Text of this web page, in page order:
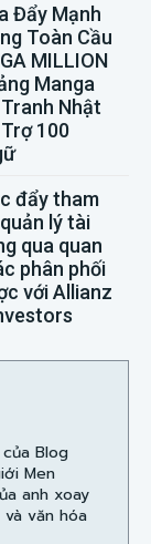
Đẩy Mạnh
Toàn Cầu
MILLION
Manga
Nhật
100
đẩy tham
lý tài
qua quan
phân phối
với Allianz
Blog
Men
anh xoay
văn hóa